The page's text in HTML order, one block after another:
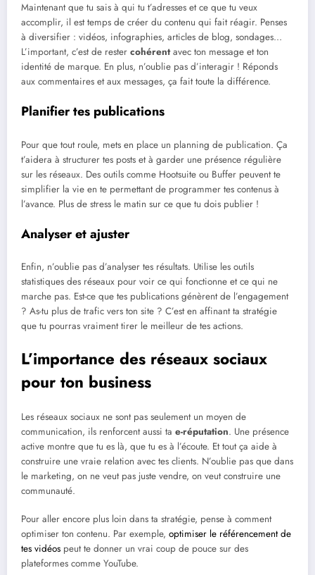
Maintenant que tu sais à qui tu t’adresses et ce que tu veux
accomplir, il est temps de créer du contenu qui fait réagir. Penses
à diversifier : vidéos, infographies, articles de blog, sondages…
L’important, c’est de rester cohérentavec ton message et ton
identité de marque. En plus, n’oublie pas d’interagir ! Réponds
aux commentaires et aux messages, ça fait toute la différence.
Planifier tes publications
Pour que tout roule, mets en place un planning de publication. Ça
t’aidera à structurer tes posts et à garder une présence régulière
sur les réseaux. Des outils comme Hootsuite ou Buffer peuvent te
simplifier la vie en te permettant de programmer tes contenus à
l’avance. Plus de stress le matin sur ce que tu dois publier !
Analyser et ajuster
Enfin, n’oublie pas d’analyser tes résultats. Utilise les outils
statistiques des réseaux pour voir ce qui fonctionne et ce qui ne
marche pas. Est-ce que tes publications génèrent de l’engagement
? As-tu plus de trafic vers ton site ? C’est en affinant ta stratégie
que tu pourras vraiment tirer le meilleur de tes actions.
L’importance des réseaux sociaux
pour ton business
Les réseaux sociaux ne sont pas seulement un moyen de
communication, ils renforcent aussi ta e-réputation. Une présence
active montre que tu es là, que tu es à l’écoute. Et tout ça aide à
construire une vraie relation avec tes clients. N’oublie pas que dans
le marketing, on ne veut pas juste vendre, on veut construire une
communauté.
Pour aller encore plus loin dans ta stratégie, pense à comment
optimiser ton contenu. Par exemple, optimiser le référencement de
tes vidéos peut te donner un vrai coup de pouce sur des
plateformes comme YouTube.